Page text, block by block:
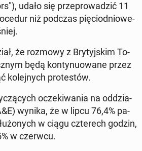
udało się prze­pro­wa­dzić 11
niż podczas pię­cio­dnio­we­
że rozmowy z Bry­tyj­skim To­
będą kon­ty­nu­owa­ne przez
ko­lej­nych pro­te­stów.
ocze­ki­wa­nia na od­dzia­
wynika, że w lipcu 76,4% pa­
w ciągu czte­rech godzin,
w czerwcu.